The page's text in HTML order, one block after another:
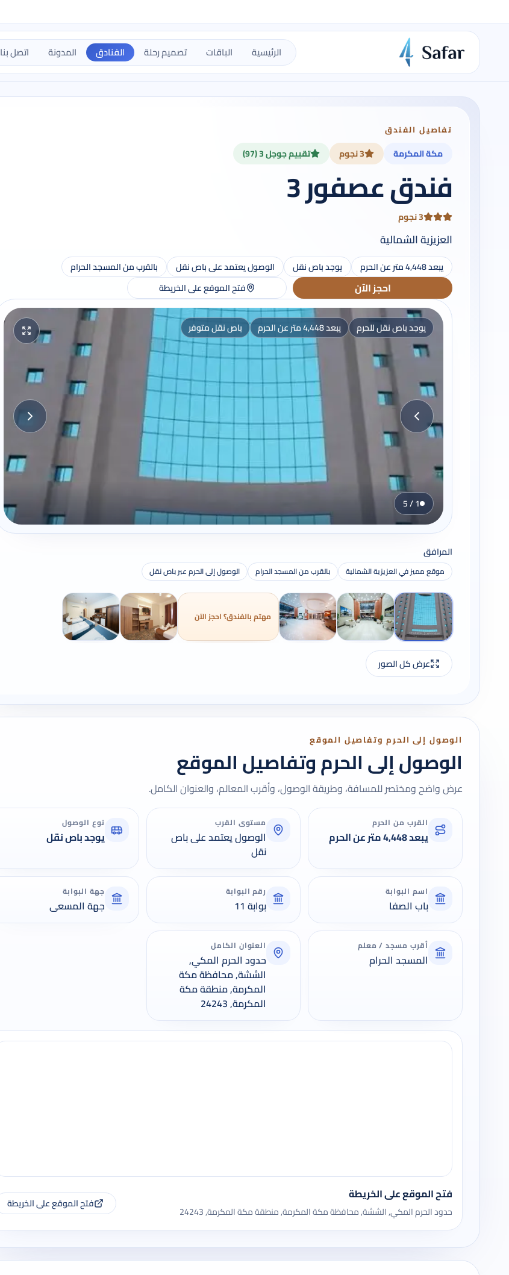
الرئيسية الباقات تصميم رحلة الفنادق المدونة اتصل بنا
تفاصيل الفندق
مكة المكرمة 3 نجوم تقييم جوجل 3 (97)
فندق عصفور 3
3 نجوم
العزيزية الشمالية
يبعد 4,448 متر عن الحرم يوجد باص نقل الوصول يعتمد على باص نقل بالقرب من المسجد الحرام
احجز الآن فتح الموقع على الخريطة
يوجد باص نقل للحرم يبعد 4,448 متر عن الحرم باص نقل متوفر
1 / 5
المرافق
موقع مميز في العزيزية الشمالية بالقرب من المسجد الحرام الوصول إلى الحرم عبر باص نقل
مهتم بالفندق؟ احجز الآن
عرض كل الصور
الوصول إلى الحرم وتفاصيل الموقع
الوصول إلى الحرم وتفاصيل الموقع
عرض واضح ومختصر للمسافة، وطريقة الوصول، وأقرب المعالم، والعنوان الكامل.
القرب من الحرم
يبعد 4,448 متر عن الحرم
مستوى القرب
الوصول يعتمد على باص
نقل
نوع الوصول
يوجد باص نقل
اسم البوابة
باب الصفا
رقم البوابة
بوابة 11
جهة البوابة
جهة المسعى
أقرب مسجد / معلم
المسجد الحرام
العنوان الكامل
حدود الحرم المكي,
الششة, محافظة مكة
المكرمة, منطقة مكة
المكرمة, 24243
فتح الموقع على الخريطة
حدود الحرم المكي, الششة, محافظة مكة المكرمة, منطقة مكة المكرمة, 24243
فتح الموقع على الخريطة